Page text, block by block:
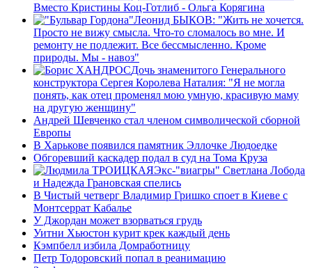
Вместо Кристины Коц-Готлиб - Ольга Корягина
Леонид БЫКОВ: "Жить не хочется.
Просто не вижу смысла. Что-то сломалось во мне. И
ремонту не подлежит. Все беcсмысленно. Кроме
природы. Мы - навоз"
Дочь знаменитого Генерального
конструктора Сергея Королева Наталия: "Я не могла
понять, как отец променял мою умную, красивую маму
на другую женщину"
Андрей Шевченко стал членом символической сборной
Европы
В Харькове появился памятник Эллочке Людоедке
Обгоревший каскадер подал в суд на Тома Круза
Экс-"виагры" Светлана Лобода
и Надежда Грановская спелись
В Чистый четверг Владимир Гришко споет в Киеве с
Монтсеррат Кабалье
У Джордан может взорваться грудь
Уитни Хьюстон курит крек каждый день
Кэмпбелл избила Домработницу
Петр Тодоровский попал в реанимацию